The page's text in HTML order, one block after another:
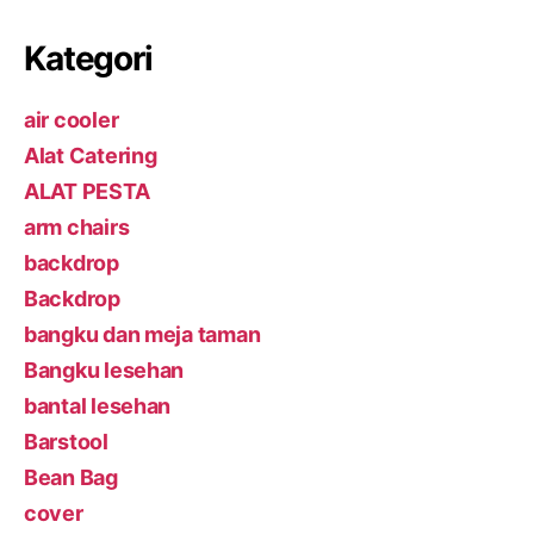
Kategori
air cooler
Alat Catering
ALAT PESTA
arm chairs
backdrop
Backdrop
bangku dan meja taman
Bangku lesehan
bantal lesehan
Barstool
Bean Bag
cover